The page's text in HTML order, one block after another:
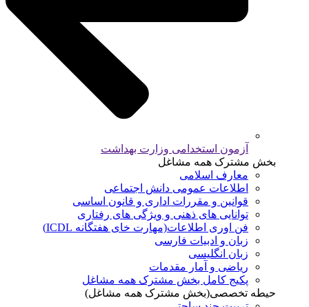
آزمون استخدامی وزارت بهداشت
بخش مشترک همه مشاغل
معارف اسلامی
اطلاعات عمومی دانش اجتماعی
قوانین و مقررات اداری و قانون اساسی
توانایی های ذهنی و ویژگی های رفتاری
فن اوری اطلاعات(مهارت خای هفتگانه ICDL)
زبان و ادبیات فارسی
زبان انگلیسی
ریاضی و آمار مقدمات
پکیج کامل بخش مشترک همه مشاغل
حیطه تخصصی(بخش مشترک همه مشاغل)